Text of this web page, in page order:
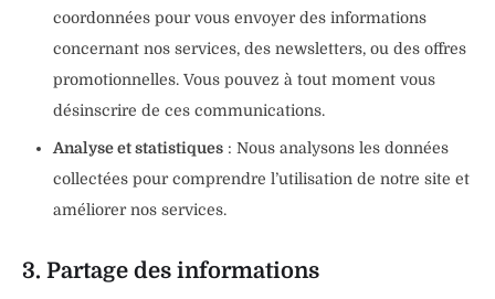
coordonnées pour vous envoyer des informations
concernant nos services, des newsletters, ou des offres
promotionnelles. Vous pouvez à tout moment vous
désinscrire de ces communications.
Analyse et statistiques : Nous analysons les données
collectées pour comprendre l’utilisation de notre site et
améliorer nos services.
3. Partage des informations